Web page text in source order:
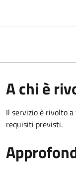
A chi è
Il servizio è rivolto
requisiti previsti.